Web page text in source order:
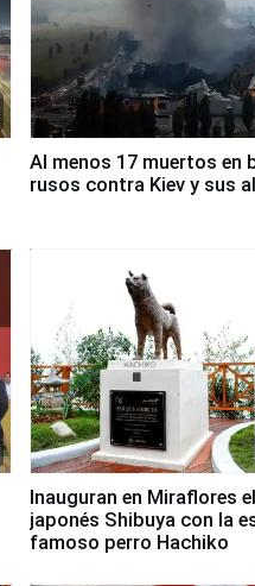
Al menos 17 muertos en
rusos contra Kiev y sus
Inauguran en Miraflores
japonés Shibuya con la
famoso perro Hachiko